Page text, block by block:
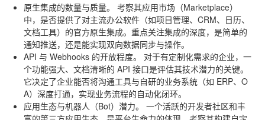
原生集成的数量与质量。
考察其应用市场（Marketplace）
中，是否提供了对主流办公软件（如项目管理、CRM、日历、
文档工具）的官方原生集成。重点关注集成的深度，是简单的
通知推送，还是能实现双向数据同步与操作。
API 与 Webhooks 的开放程度。
对于有定制化需求的企业，一
个功能强大、文档清晰的 API 接口是评估其技术潜力的关键。
它决定了企业能否将沟通工具与自研的业务系统（如 ERP、O
A）深度打通，实现业务流程的自动化闭环。
应用生态与机器人（Bot）潜力。
一个活跃的开发者社区和丰